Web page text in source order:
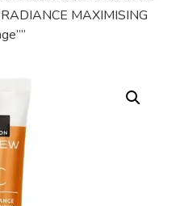
MAXIMISING